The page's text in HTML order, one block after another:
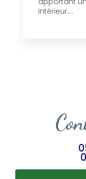
intérieur....